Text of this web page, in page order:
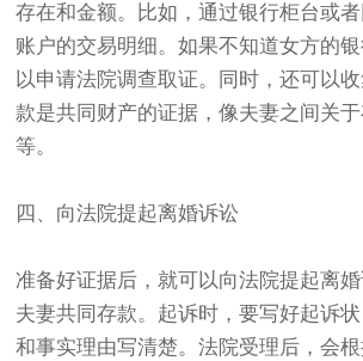
存在和金额。比如，通过银行柜台或
账户的交易明细。如果不知道女方的
以申请法院调查取证。同时，还可以
款是共同财产的证据，像夫妻之间关
等。
四、向法院提起离婚诉讼
准备好证据后，就可以向法院提起离
夫妻共同存款。起诉时，要写好起诉
和事实理由写清楚。法院受理后，会